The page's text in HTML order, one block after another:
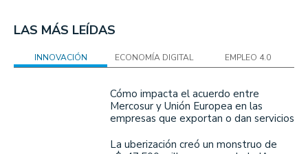
LAS MÁS LEÍDAS
INNOVACIÓN ECONOMÍA DIGITAL EMPLEO 4.0
Cómo impacta el acuerdo entre
Mercosur y Unión Europea en las
empresas que exportan o dan servicios
La uberización creó un monstruo de